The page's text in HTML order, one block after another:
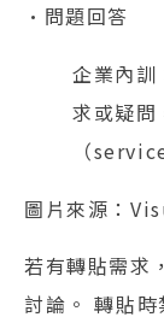
•問題回答
企業內訓
求或疑問
（
圖片來源：
若有轉貼需求
討論。 轉貼